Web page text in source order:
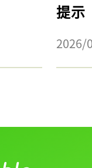
提示
2026/